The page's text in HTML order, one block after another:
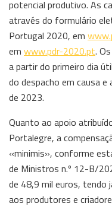
potencial produtivo. As
através do formulário
Portugal 2020, em
em www.pdr-2020.pt.
a partir do primeiro dia
do despacho em causa
de 2023.
Quanto ao apoio
Portalegre, a
«minimis», conforme
de Ministros n.º 12-B/
de 48,9 mil euros, tendo
aos produtores e